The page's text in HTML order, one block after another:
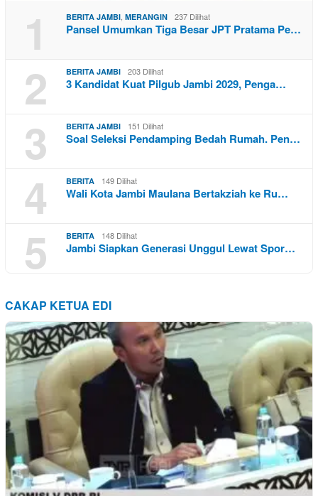
1 BERITA JAMBI MERANGIN 237 Dilihat
Pansel Umumkan Tiga Besar JPT Pratama Pe…
2 BERITA JAMBI 203 Dilihat
3 Kandidat Kuat Pilgub Jambi 2029, Penga…
3 BERITA JAMBI 151 Dilihat
Soal Seleksi Pendamping Bedah Rumah. Pen…
4 BERITA 149 Dilihat
Wali Kota Jambi Maulana Bertakziah ke Ru…
5 BERITA 148 Dilihat
Jambi Siapkan Generasi Unggul Lewat Spor…
CAKAP KETUA EDI